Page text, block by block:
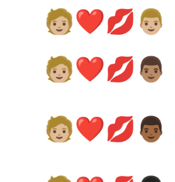
🧑🏼‍❤️‍💋‍👨🏼
🧑🏼‍❤️‍💋‍👨🏽
🧑🏼‍❤️‍💋‍👨🏾